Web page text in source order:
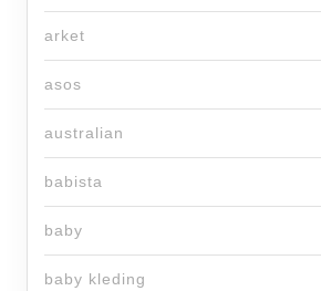
arket
asos
australian
babista
baby
baby kleding